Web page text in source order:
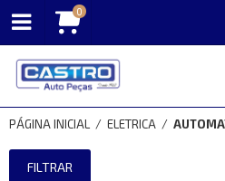
0
PÁGINA INICIAL / ELETRICA /
FILTRAR